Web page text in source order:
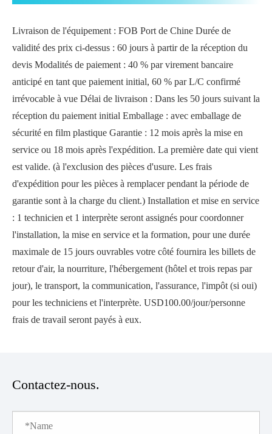
Livraison de l'équipement : FOB Port de Chine Durée de
validité des prix ci-dessus : 60 jours à partir de la réception du
devis Modalités de paiement : 40 % par virement bancaire
anticipé en tant que paiement initial, 60 % par L/C confirmé
irrévocable à vue Délai de livraison : Dans les 50 jours suivant la
réception du paiement initial Emballage : avec emballage de
sécurité en film plastique Garantie : 12 mois après la mise en
service ou 18 mois après l'expédition. La première date qui vient
est valide. (à l'exclusion des pièces d'usure. Les frais
d'expédition pour les pièces à remplacer pendant la période de
garantie sont à la charge du client.) Installation et mise en service
: 1 technicien et 1 interprète seront assignés pour coordonner
l'installation, la mise en service et la formation, pour une durée
maximale de 15 jours ouvrables votre côté fournira les billets de
retour d'air, la nourriture, l'hébergement (hôtel et trois repas par
jour), le transport, la communication, l'assurance, l'impôt (si oui)
pour les techniciens et l'interprète. USD100.00/jour/personne
frais de travail seront payés à eux.
Contactez-nous.